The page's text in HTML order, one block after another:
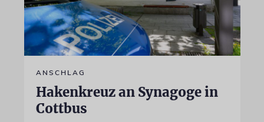
ANSCHLAG
Hakenkreuz an Synagoge in
Cottbus